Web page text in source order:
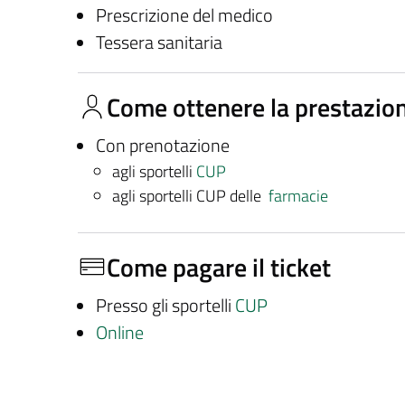
Prescrizione del medico
Tessera sanitaria
Come ottenere la
Con prenotazione
agli sportelli CUP
agli sportelli CUP delle farmacie
Come pagare il ticket
Presso gli sportelli CUP
Online